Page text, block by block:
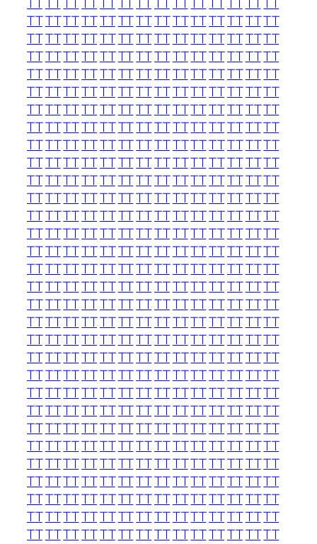
TTTTTTTTTTTTTTTTTTTTTTTTTTTT
TTTTTTTTTTTTTTTTTTTTTTTTTTTT
TTTTTTTTTTTTTTTTTTTTTTTTTTTT
TTTTTTTTTTTTTTTTTTTTTTTTTTTT
TTTTTTTTTTTTTTTTTTTTTTTTTTTT
TTTTTTTTTTTTTTTTTTTTTTTTTTTT
TTTTTTTTTTTTTTTTTTTTTTTTTTTT
TTTTTTTTTTTTTTTTTTTTTTTTTTTT
TTTTTTTTTTTTTTTTTTTTTTTTTTTT
TTTTTTTTTTTTTTTTTTTTTTTTTTTT
TTTTTTTTTTTTTTTTTTTTTTTTTTTT
TTTTTTTTTTTTTTTTTTTTTTTTTTTT
TTTTTTTTTTTTTTTTTTTTTTTTTTTT
TTTTTTTTTTTTTTTTTTTTTTTTTTTT
TTTTTTTTTTTTTTTTTTTTTTTTTTTT
TTTTTTTTTTTTTTTTTTTTTTTTTTTT
TTTTTTTTTTTTTTTTTTTTTTTTTTTT
TTTTTTTTTTTTTTTTTTTTTTTTTTTT
TTTTTTTTTTTTTTTTTTTTTTTTTTTT
TTTTTTTTTTTTTTTTTTTTTTTTTTTT
TTTTTTTTTTTTTTTTTTTTTTTTTTTT
TTTTTTTTTTTTTTTTTTTTTTTTTTTT
TTTTTTTTTTTTTTTTTTTTTTTTTTTT
TTTTTTTTTTTTTTTTTTTTTTTTTTTT
TTTTTTTTTTTTTTTTTTTTTTTTTTTT
TTTTTTTTTTTTTTTTTTTTTTTTTTTT
TTTTTTTTTTTTTTTTTTTTTTTTTTTT
TTTTTTTTTTTTTTTTTTTTTTTTTTTT
TTTTTTTTTTTTTTTTTTTTTTTTTTTT
TTTTTTTTTTTTTTTTTTTTTTTTTTTT